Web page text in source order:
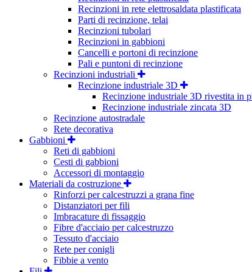
Recinzioni in rete elettrosaldata plastificata
Parti di recinzione, telai
Recinzioni tubolari
Recinzioni in gabbioni
Cancelli e portoni di recinzione
Pali e puntoni di recinzione
Recinzioni industriali
Recinzione industriale 3D
Recinzione industriale 3D rivestita in
Recinzione industriale zincata 3D
Recinzione autostradale
Rete decorativa
Gabbioni
Reti di gabbioni
Cesti di gabbioni
Accessori di montaggio
Materiali da costruzione
Rinforzi per calcestruzzi a grana fine
Distanziatori per fili
Imbracature di fissaggio
Fibre d'acciaio per calcestruzzo
Tessuto d'acciaio
Rete per conigli
Fibbie a vento